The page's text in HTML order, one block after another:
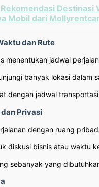
Rekomendasi Destinasi
Mobil dari Mollyrentcar
dan Rute
menentukan jadwal
banyak lokasi dalam
dengan jadwal
dan Privasi
dengan ruang
diskusi bisnis atau waktu
sebanyak yang